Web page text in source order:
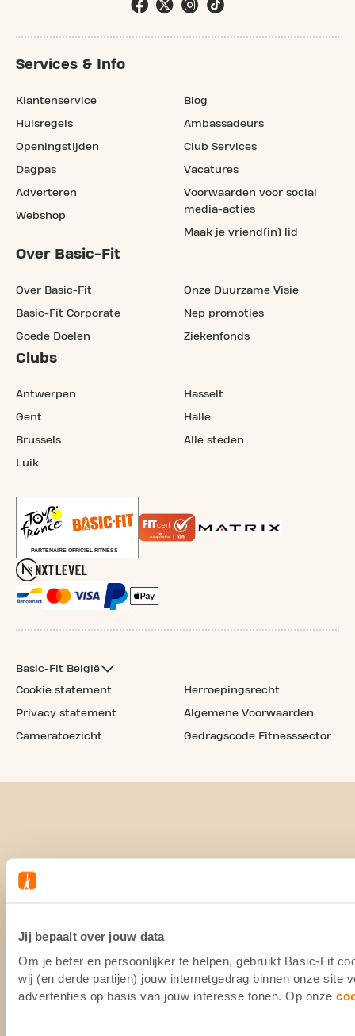
Jij bepaalt over jouw data
Om je beter en persoonlijker te helpen, gebruikt Basic-Fit
wij (en derde partijen) jouw internetgedrag binnen onze site
advertenties op basis van jouw interesse tonen. Op onze
Services & Info
Klantenservice
Huisregels
Openingstijden
Dagpas
Adverteren
Webshop
Blog
Ambassadeurs
Club Services
Vacatures
Voorwaarden voor social
media-acties
Maak je vriend(in) lid
Over Basic-Fit
Over Basic-Fit
Basic-Fit Corporate
Goede Doelen
Onze Duurzame Visie
Nep promoties
Ziekenfonds
Clubs
Antwerpen
Gent
Brussels
Luik
Hasselt
Halle
Alle steden
Basic-Fit België
Cookie statement
Privacy statement
Cameratoezicht
Herroepingsrecht
Algemene Voorwaarden
Gedragscode Fitnesssector